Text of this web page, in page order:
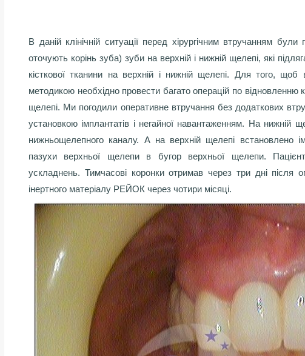
В даній клінічній ситуації перед хірургічним втручанням
оточують корінь зуба) зуби на верхній і нижній щелепі, які
кісткової тканини на верхній і нижній щелепі. Для того,
методикою необхідно провести багато операцій по відновленню
щелепі. Ми погодили оперативне втручання без додаткових
установкою імплантатів і негайної навантаженням. На нижній
нижньощелепного каналу. А на верхній щелепі встановлено
пазухи верхньої щелепи в бугор верхньої щелепи.
ускладнень. Тимчасові коронки отримав через три дні після
інертного матеріалу РЕЙОК через чотири місяці.